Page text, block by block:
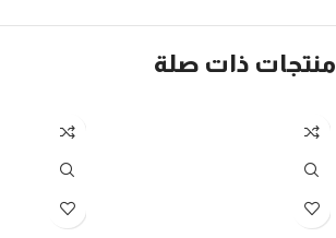
منتجات ذات صلة